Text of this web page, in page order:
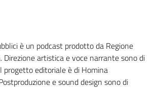
è un podcast prodotto da Regione
Direzione artistica e voce narrante sono di
progetto editoriale è di Homina
e sound design sono di